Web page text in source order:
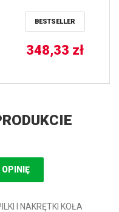
1000 (14) ALL BALLS
BESTSELLER
348,33 zł
I NAKRĘTKI KOŁA